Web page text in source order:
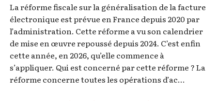
La réforme fiscale sur la généralisation de la facture
électronique est prévue en France depuis 2020 par
l’administration. Cette réforme a vu son calendrier
de mise en œuvre repoussé depuis 2024. C’est enfin
cette année, en 2026, qu’elle commence à
s’appliquer. Qui est concerné par cette réforme ? La
réforme concerne toutes les opérations d’ac...